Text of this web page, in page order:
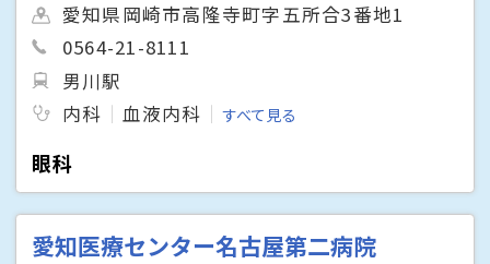
愛知県岡崎市高隆寺町字五所合3番地1
0564-21-8111
男川駅
内科
血液内科 すべて見る
眼科
愛知医療センター名古屋第二病院